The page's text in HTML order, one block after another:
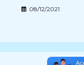
08/12/2021